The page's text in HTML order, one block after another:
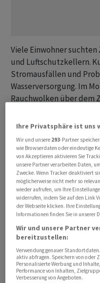
Viele Einwohner
und Luftschutzkellern.
Stromausfällen und
Wasserversorgung. Im
Rauchwolken über dem
Behördenangaben
getötet und 16 weitere
aktuell im Krankenhaus
Stadt Charkiw wurden
mindestens zehn
Ziele in der Stadt
ukrainischen Luftwaffe
auch ballistische
Menschen unter
In Kiew stürzte im
Ihre Privatsphäre ist uns
Wir und unsere 293-Partner
wie Browserdaten oder eindeutige
von Akzeptieren aktivieren Sie
unsere Partner verarbeiten Daten,
Zwecke. Wenn Tracker deaktiviert
möglicherweise nicht mehr so
wieder aufrufen, um Ihre
widerrufen, indem Sie auf den Link
der Webseite klicken. Ihre
Informationen finden Sie in unserer
Wir und unsere Partner
bereitzustellen:
Verwendung genauer
aktiv abfragen. Speichern von oder
Personalisierte Werbung und
Performance von Inhalten,
Verbesserung von Angeboten.